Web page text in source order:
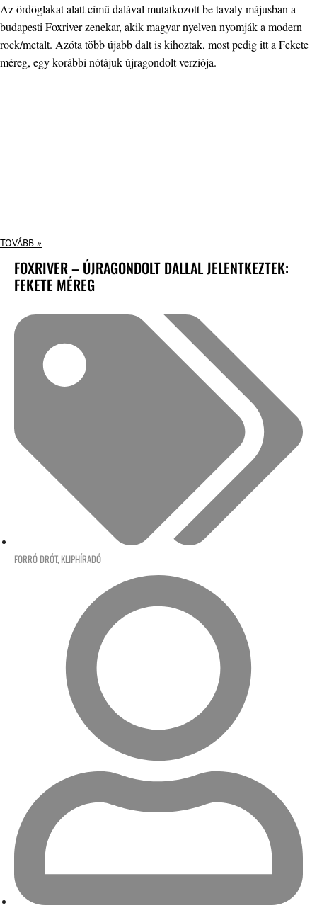
Az ördöglakat alatt című dalával mutatkozott be tavaly májusban a
budapesti Foxriver zenekar, akik magyar nyelven nyomják a modern
rock/metalt. Azóta több újabb dalt is kihoztak, most pedig itt a Fekete
méreg, egy korábbi nótájuk újragondolt verziója.
TOVÁBB »
FOXRIVER – ÚJRAGONDOLT DALLAL JELENTKEZTEK:
FEKETE MÉREG
FORRÓ DRÓT, KLIPHÍRADÓ